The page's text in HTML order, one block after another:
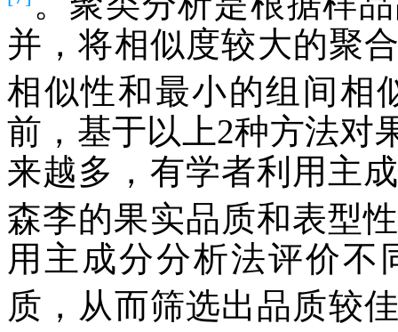
并，将相似度较大的聚
相似性和最小的组间相
前，基于以上2种方法对
来越多，有学者利用主
森李的果实品质和表型
用主成分分析法评价不
质，从而筛选出品质较